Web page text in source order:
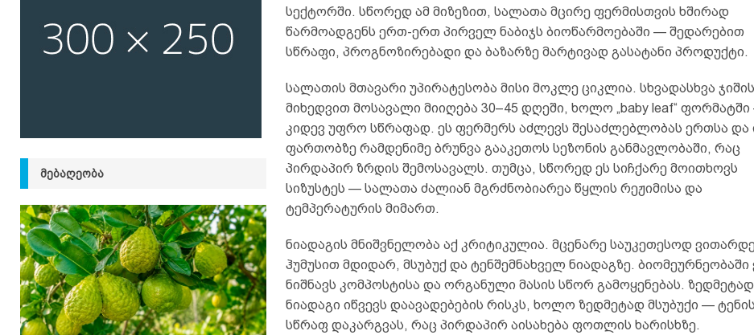
სექტორში. სწორედ ამ მიზეზით, სალათა მცირე ფერმისთვის ხშირად
წარმოადგენს ერთ-ერთ პირველ ნაბიჯს ბიოწარმოებაში — შედარებით
სწრაფი, პროგნოზირებადი და ბაზარზე მარტივად გასატანი პროდუქტი.
სალათის მთავარი უპირატესობა მისი მოკლე ციკლია. სხვადასხვა ჯიშის
მიხედვით მოსავალი მიიღება 30–45 დღეში, ხოლო „baby leaf“
კიდევ უფრო სწრაფად. ეს ფერმერს აძლევს შესაძლებლობას ერთსა და
ფართობზე რამდენიმე ბრუნვა გააკეთოს სეზონის განმავლობაში, რაც
პირდაპირ ზრდის შემოსავალს. თუმცა, სწორედ ეს სიჩქარე მოითხოვს
სიზუსტეს — სალათა ძალიან მგრძნობიარეა წყლის რეჟიმისა და
ტემპერატურის მიმართ.
ნიადაგის მნიშვნელობა აქ კრიტიკულია. მცენარე საუკეთესოდ
ჰუმუსით მდიდარ, მსუბუქ და ტენშემნახველ ნიადაგზე. ბიომეურნეობაში
ნიშნავს კომპოსტისა და ორგანული მასის სწორ გამოყენებას. ზედმეტად
ნიადაგი იწვევს დაავადებების რისკს, ხოლო ზედმეტად მსუბუქი — ტენის
სწრაფ დაკარგვას, რაც პირდაპირ აისახება ფოთლის ხარისხზე.
ᲛᲔᲑᲐᲦᲔᲝᲑᲐ